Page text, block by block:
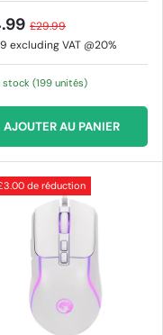
£29.99
excluding VAT @20%
stock (199 unités)
AJOUTER AU PANIER
de réduction